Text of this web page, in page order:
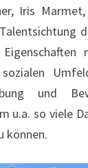
Iris
und
u.a. so viele
können.